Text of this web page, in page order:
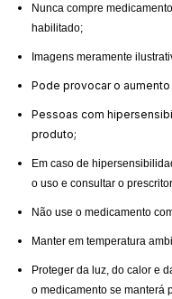
Nunca compre
habilitado;
Imagens meramente
Pode provocar o
Pessoas com
produto;
Em caso de
o uso e consultar o
Não use o medicamento
Manter em temperatura
Proteger da luz, do calor e
o medicamento se manterá